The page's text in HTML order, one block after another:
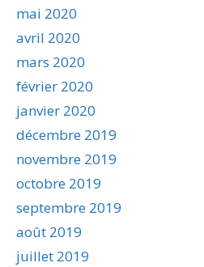
mai 2020
avril 2020
mars 2020
février 2020
janvier 2020
décembre 2019
novembre 2019
octobre 2019
septembre 2019
août 2019
juillet 2019